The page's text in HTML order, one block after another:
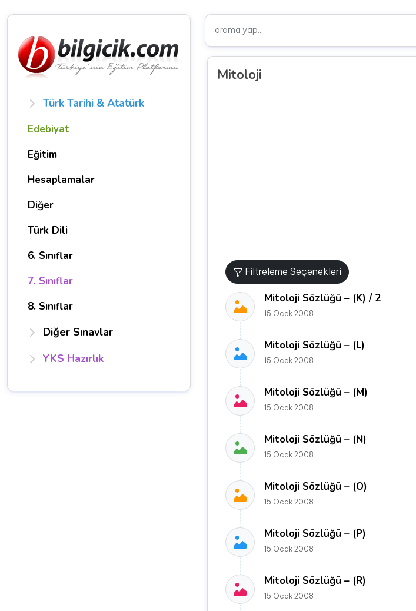
Türk Tarihi & Atatürk
Edebiyat
Eğitim
Hesaplamalar
Diğer
Türk Dili
6. Sınıflar
7. Sınıflar
8. Sınıflar
Diğer Sınavlar
YKS Hazırlık
Mitoloji
Filtreleme Seçenekleri
Mitoloji Sözlüğü – (K) / 2
15 Ocak 2008
Mitoloji Sözlüğü – (L)
15 Ocak 2008
Mitoloji Sözlüğü – (M)
15 Ocak 2008
Mitoloji Sözlüğü – (N)
15 Ocak 2008
Mitoloji Sözlüğü – (O)
15 Ocak 2008
Mitoloji Sözlüğü – (P)
15 Ocak 2008
Mitoloji Sözlüğü – (R)
15 Ocak 2008